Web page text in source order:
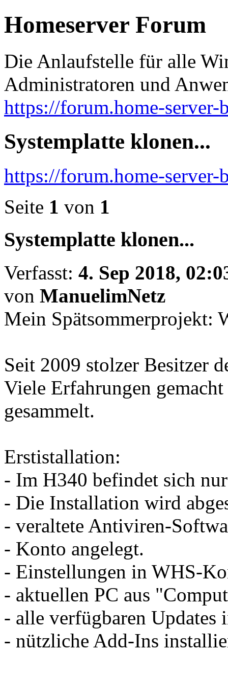
Homeserver Forum
Die Anlaufstelle für alle
Administratoren und
https://forum.home-server-
Systemplatte klonen...
https://forum.home-
Seite 1 von 1
Systemplatte klonen...
Verfasst: 4. Sep 2018,
von ManuelimNetz
Mein Spätsommerprojekt:
Seit 2009 stolzer Besitzer
Viele Erfahrungen
gesammelt.
Erstistallation:
- Im H340 befindet sich
- Die Installation wird
- veraltete Antiviren-
- Konto angelegt.
- Einstellungen in WHS-
- aktuellen PC aus
- alle verfügbaren Updates
- nützliche Add-Ins